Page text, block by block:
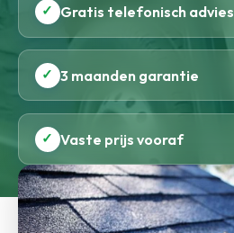
✓ Gratis telefonisch advies
✓ 3 maanden garantie
✓ Vaste prijs vooraf